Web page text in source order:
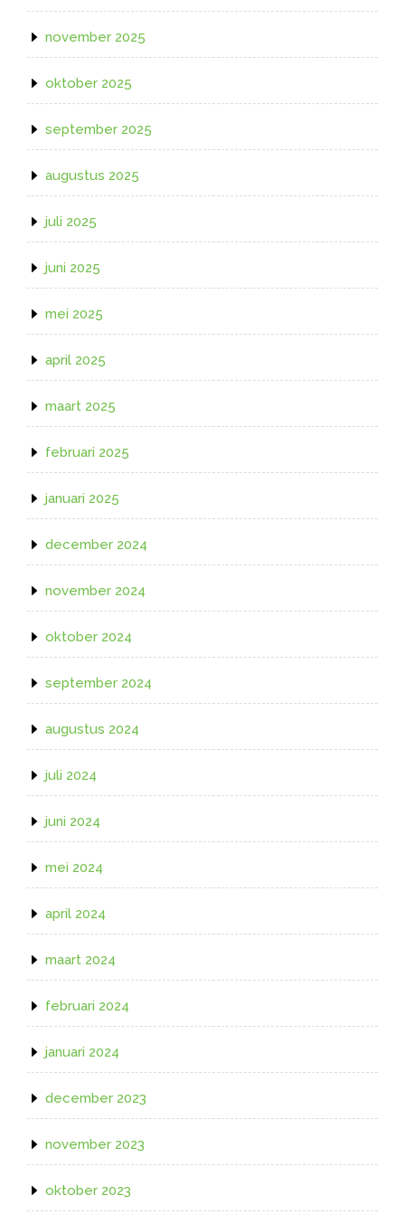
november 2025
oktober 2025
september 2025
augustus 2025
juli 2025
juni 2025
mei 2025
april 2025
maart 2025
februari 2025
januari 2025
december 2024
november 2024
oktober 2024
september 2024
augustus 2024
juli 2024
juni 2024
mei 2024
april 2024
maart 2024
februari 2024
januari 2024
december 2023
november 2023
oktober 2023